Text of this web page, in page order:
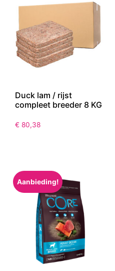
Duck lam / rijst
compleet breeder 8 KG
€ 80,38
Aanbieding!